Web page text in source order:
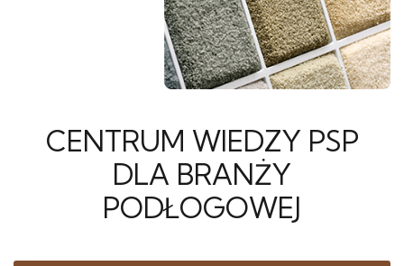
CENTRUM WIEDZY PSP
DLA BRANŻY
PODŁOGOWEJ